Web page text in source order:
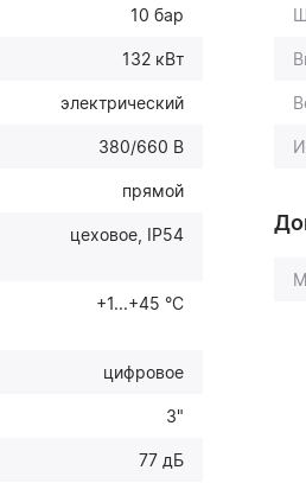
10 бар
132 кВт
электрический
380/660 В
прямой
цеховое, IP54
+1...+45 °С
цифровое
3"
77 дБ